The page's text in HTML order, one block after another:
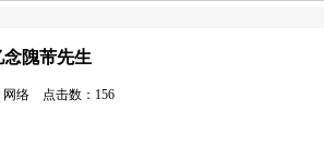
隗芾先生
络 点击数：156